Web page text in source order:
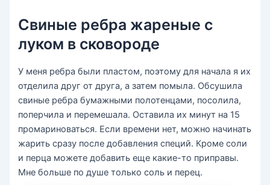
Свиные ребра жареные с
луком в сковороде
У меня ребра были пластом, поэтому для начала я их
отделила друг от друга, а затем помыла. Обсушила
свиные ребра бумажными полотенцами, посолила,
поперчила и перемешала. Оставила их минут на 15
промариноваться. Если времени нет, можно начинать
жарить сразу после добавления специй. Кроме соли
и перца можете добавить еще какие-то приправы.
Мне больше по душе только соль и перец.